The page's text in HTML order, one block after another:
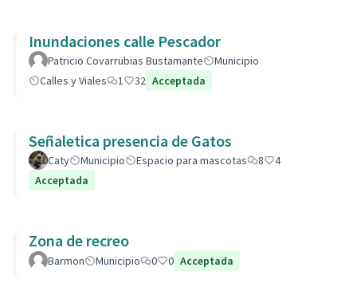
Inundaciones calle Pescador
Patricio Covarrubias Bustamante
Municipio
Calles y Viales
1 32 Acceptada
Señaletica presencia de Gatos
Caty Municipio Espacio para mascotas 8
4
Acceptada
Zona de recreo
Barmon Municipio 0 0 Acceptada